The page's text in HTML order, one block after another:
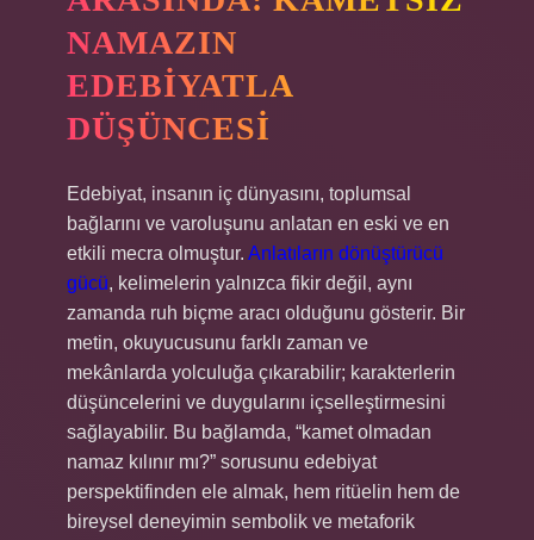
NAMAZIN
EDEBIYATLA
DÜŞÜNCESI
Edebiyat, insanın iç dünyasını, toplumsal
bağlarını ve varoluşunu anlatan en eski ve en
etkili mecra olmuştur. Anlatıların dönüştürücü
gücü, kelimelerin yalnızca fikir değil, aynı
zamanda ruh biçme aracı olduğunu gösterir. Bir
metin, okuyucusunu farklı zaman ve
mekânlarda yolculuğa çıkarabilir; karakterlerin
düşüncelerini ve duygularını içselleştirmesini
sağlayabilir. Bu bağlamda, “kamet olmadan
namaz kılınır mı?” sorusunu edebiyat
perspektifinden ele almak, hem ritüelin hem de
bireysel deneyimin sembolik ve metaforik